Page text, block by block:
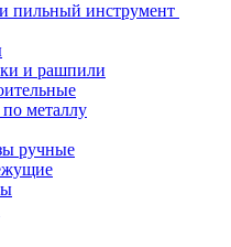
пильный инструмент
и рашпили
металлу
ручные